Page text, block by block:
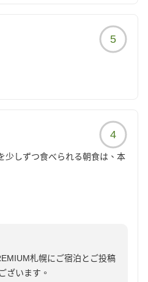
5
4
少しずつ食べられる朝食は、本
hotel/voice/14019?
札幌にご宿泊とご投稿
ざいます。